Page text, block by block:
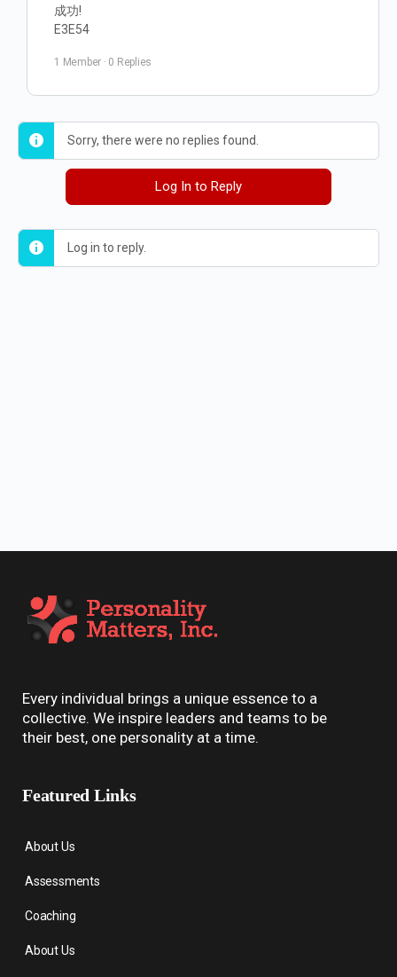
成功!
E3E54
1 Member · 0 Replies
Sorry, there were no replies found.
Log In to Reply
Log in to reply.
Every individual brings a unique essence to a
collective. We inspire leaders and teams to be
their best, one personality at a time.
Featured Links
About Us
Assessments
Coaching
About Us